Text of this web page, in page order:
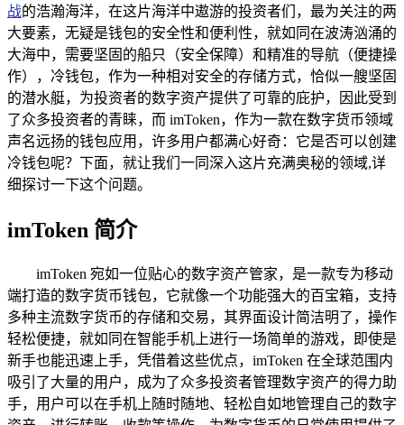
战的浩瀚海洋，在这片海洋中遨游的投资者们，最为关注的两
大要素，无疑是钱包的安全性和便利性，就如同在波涛汹涌的
大海中，需要坚固的船只（安全保障）和精准的导航（便捷操
作），冷钱包，作为一种相对安全的存储方式，恰似一艘坚固
的潜水艇，为投资者的数字资产提供了可靠的庇护，因此受到
了众多投资者的青睐，而 imToken，作为一款在数字货币领域
声名远扬的钱包应用，许多用户都满心好奇：它是否可以创建
冷钱包呢？下面，就让我们一同深入这片充满奥秘的领域,详
细探讨一下这个问题。
imToken 简介
imToken 宛如一位贴心的数字资产管家，是一款专为移动
端打造的数字货币钱包，它就像一个功能强大的百宝箱，支持
多种主流数字货币的存储和交易，其界面设计简洁明了，操作
轻松便捷，就如同在智能手机上进行一场简单的游戏，即使是
新手也能迅速上手，凭借着这些优点，imToken 在全球范围内
吸引了大量的用户，成为了众多投资者管理数字资产的得力助
手，用户可以在手机上随时随地、轻松自如地管理自己的数字